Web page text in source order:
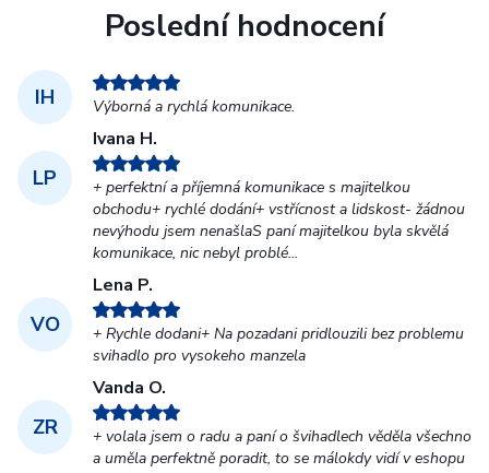
Poslední hodnocení
IH Výborná a rychlá komunikace.
Ivana H.
LP
+ perfektní a příjemná komunikace s majitelkou
obchodu+ rychlé dodání+ vstřícnost a lidskost- žádnou
nevýhodu jsem nenašlaS paní majitelkou byla skvělá
komunikace, nic nebyl problé...
Lena P.
VO
+ Rychle dodani+ Na pozadani pridlouzili bez problemu
svihadlo pro vysokeho manzela
Vanda O.
ZR
+ volala jsem o radu a paní o švihadlech věděla všechno
a uměla perfektně poradit, to se málokdy vidí v eshopu